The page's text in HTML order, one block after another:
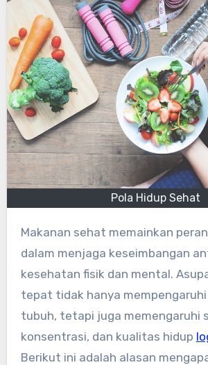
Pola Hidup Sehat
Makanan sehat memainkan peran penting
dalam menjaga keseimbangan
kesehatan fisik dan mental.
tepat tidak hanya
tubuh, tetapi juga memengaruhi
konsentrasi, dan kualitas hidup
Berikut ini adalah alasan